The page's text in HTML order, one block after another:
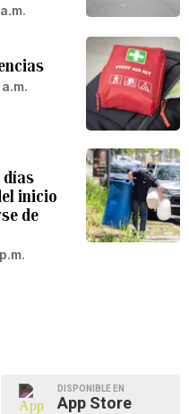
días
inicio
de
DISPONIBLE EN
App Store